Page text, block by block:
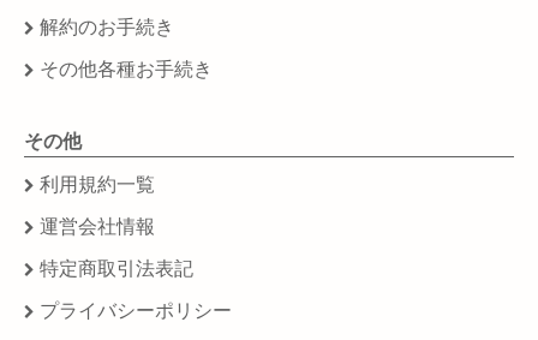
解約のお手続き
その他各種お手続き
その他
利用規約一覧
運営会社情報
特定商取引法表記
プライバシーポリシー